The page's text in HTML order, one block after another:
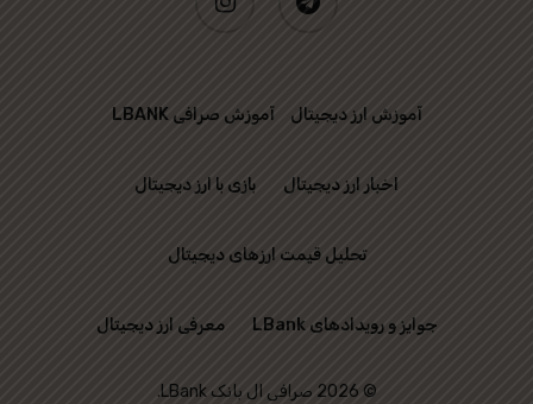
آموزش ارز دیجیتال آموزش صرافی LBANK
اخبار ارز دیجیتال بازی با ارز دیجیتال
تحلیل قیمت ارزهای دیجیتال
جوایز و رویدادهای LBank معرفی ارز دیجیتال
© 2026 صرافی ال بانک LBank.